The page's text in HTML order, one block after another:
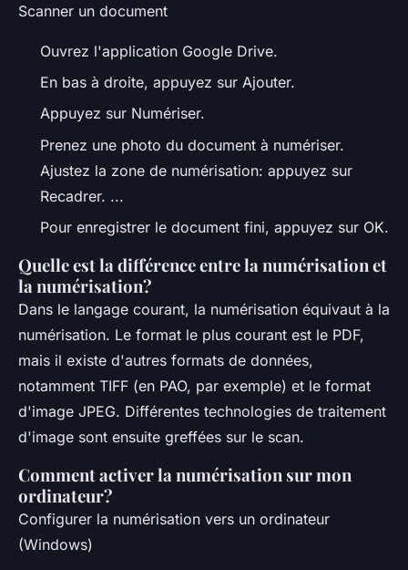
Scanner un document
Ouvrez l'application Google Drive.
En bas à droite, appuyez sur Ajouter.
Appuyez sur Numériser.
Prenez une photo du document à numériser.
Ajustez la zone de numérisation: appuyez sur
Recadrer. ...
Pour enregistrer le document fini, appuyez sur OK.
Quelle est la différence entre la numérisation et
la numérisation?
Dans le langage courant, la numérisation équivaut à la
numérisation. Le format le plus courant est le PDF,
mais il existe d'autres formats de données,
notamment TIFF (en PAO, par exemple) et le format
d'image JPEG. Différentes technologies de traitement
d'image sont ensuite greffées sur le scan.
Comment activer la numérisation sur mon
ordinateur?
Configurer la numérisation vers un ordinateur
(Windows)